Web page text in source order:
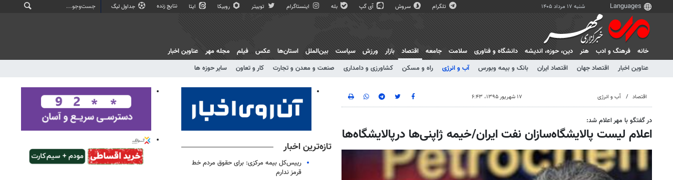
شنبه ۱۷ مرداد ۱۴۰۵ تلگرام سروش آی گپ بله اینستاگرام توییتر روبیکا ایتا نتایج زنده جداول لیگ
خانه فرهنگ و ادب هنر دين، حوزه، انديشه دانشگاه و فناوری سلامت جامعه
اقتصاد
عناوین اخبار
اقتصاد جهان اقتصاد ایران بانک و بیمه وبورس آب و انرژی راه و مسکن کشاورزی و دامداری صنعت و معدن و تجارت کار و تعاون سایر حوزه ها
بازار ورزش سیاست بین‌الملل استان‌ها عکس فیلم مجله مهر عناوین اخبار
اقتصاد آب و انرژی ۱۷ شهریور ۱۳۹۵، ۶:۴۳
در گفتگو با مهر اعلام شد:
اعلام لیست پالایشگاه‌سازان نفت ایران/خیمه ژاپنی‌ها درپالایشگاه‌ها
تازه‌ترین اخبار
رییس‌کل بیمه مرکزی: برای حقوق مردم خط
قرمز ندارم